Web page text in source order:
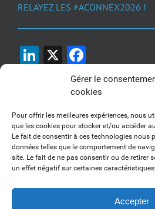
Gérer le
cookies
Pour offrir les meilleures expériences, nous
que les cookies pour stocker et/ou accéder
Le fait de consentir à ces technologies nous
données telles que le comportement de
site. Le fait de ne pas consentir ou de retirer
un effet négatif sur certaines
Accepter
RELAYEZ LES #ACONNEX2026 !
LinkedIn
X
1, 2, 3...
Découvrez nos kits